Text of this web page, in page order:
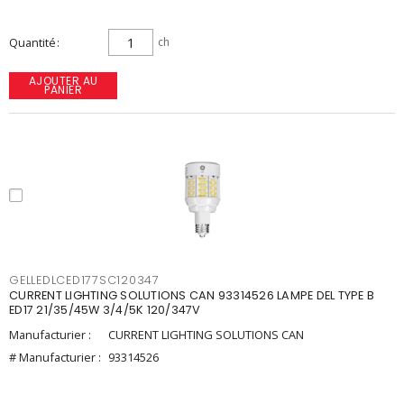
Quantité ch
AJOUTER AU
PANIER
GELLEDLCED177SC120347
CURRENT LIGHTING SOLUTIONS CAN 93314526 LAMPE DEL TYPE B
ED17 21/35/45W 3/4/5K 120/347V
Manufacturier :
CURRENT LIGHTING SOLUTIONS CAN
# Manufacturier : 93314526